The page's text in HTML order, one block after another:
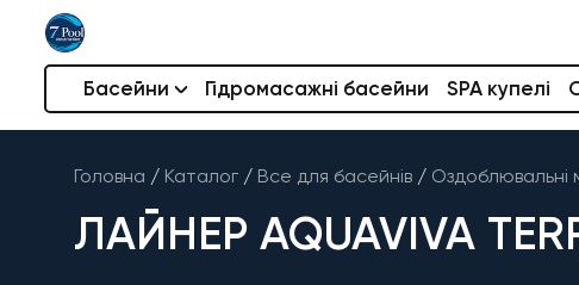
Басейни Гідромасажні басейни SPA купелі
Головна / Каталог / Все для басейнів / Оздоблювальні
ЛАЙНЕР AQUAVIVA